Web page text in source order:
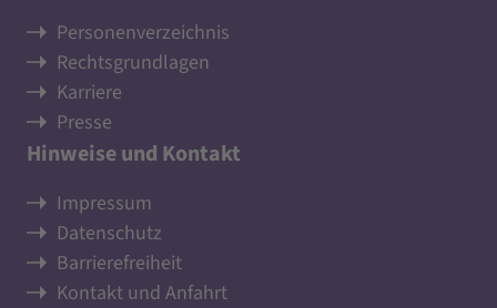
Personenverzeichnis
Rechtsgrundlagen
Karriere
Presse
Hinweise und Kontakt
Impressum
Datenschutz
Barrierefreiheit
Kontakt und Anfahrt